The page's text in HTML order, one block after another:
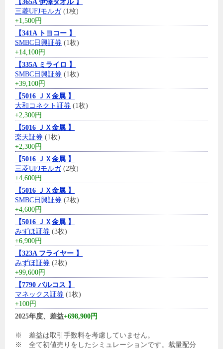
【365A 伊澤タオル 】
三菱UFJモルガ(1枚)
+1,500円
【341A トヨコー 】
SMBC日興証券 (1枚)
+14,100円
【335A ミライロ 】
SMBC日興証券 (1枚)
+39,100円
【5016 ＪＸ金属 】
大和コネクト証券 (1枚)
+2,300円
【5016 ＪＸ金属 】
楽天証券 (1枚)
+2,300円
【5016 ＪＸ金属 】
三菱UFJモルガ(2枚)
+4,600円
【5016 ＪＸ金属 】
SMBC日興証券 (2枚)
+4,600円
【5016 ＪＸ金属 】
みずほ証券 (3枚)
+6,900円
【323A フライヤー 】
みずほ証券 (2枚)
+99,600円
【7790 バルコス 】
マネックス証券 (1枚)
+100円
2025年度、差益+698,900円
※ 差益は取引手数料を考慮していません。
※ 全て初値売りをしたシミュレーションです。裁量配分